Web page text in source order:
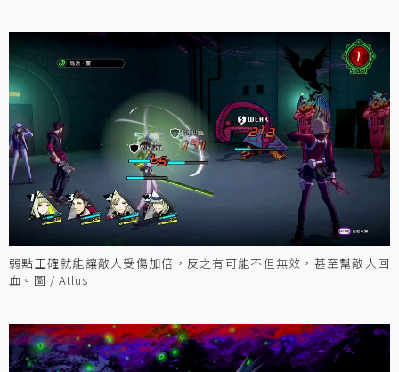
弱點正確就能讓敵人受傷加倍，反之有可能不但無效，甚至幫敵人回
血。圖 / Atlus